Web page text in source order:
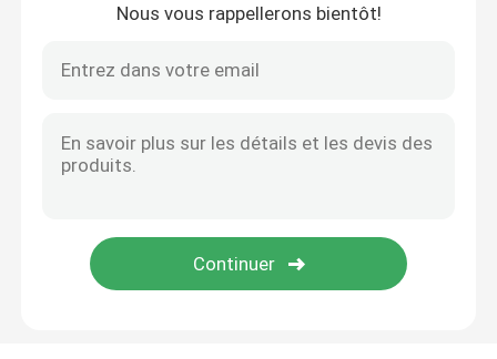
Nous vous rappellerons bientôt!